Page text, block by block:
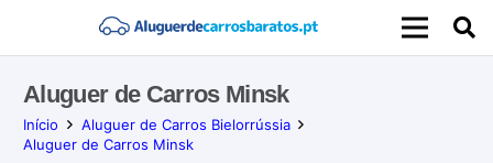
Aluguer de Carros Minsk
Início
Aluguer de Carros Bielorrússia
Aluguer de Carros Minsk